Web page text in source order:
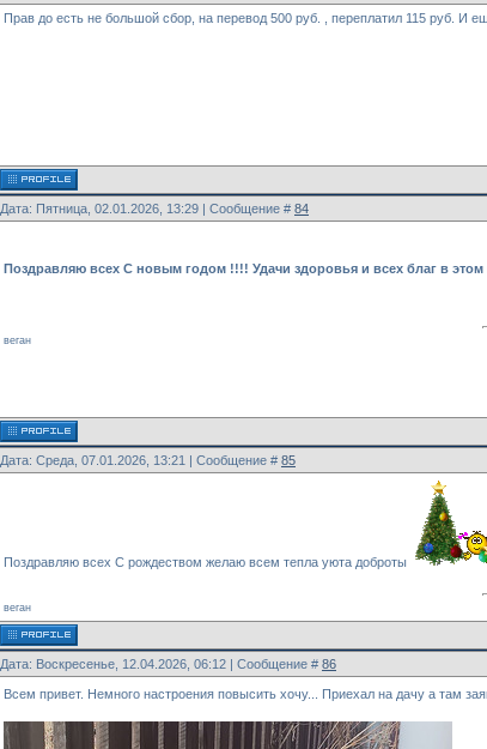
Прав до есть не большой сбор, на перевод 500 руб. , переплатил 115 руб. И
Дата: Пятница, 02.01.2026, 13:29 | Сообщение # 84
Поздравляю всех С новым годом !!!! Удачи здоровья и всех благ в этом
веган
Дата: Среда, 07.01.2026, 13:21 | Сообщение # 85
Поздравляю всех С рождеством желаю всем тепла уюта доброты
веган
Дата: Воскресенье, 12.04.2026, 06:12 | Сообщение # 86
Всем привет. Немного настроения повысить хочу... Приехал на дачу а там